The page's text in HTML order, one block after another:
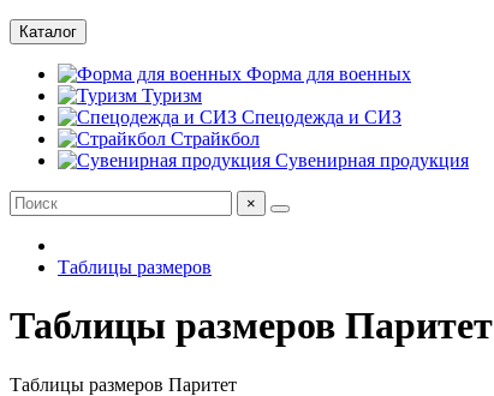
Каталог
Форма для военных
Туризм
Спецодежда и СИЗ
Страйкбол
Сувенирная продукция
×
Таблицы размеров
Таблицы размеров Паритет
Таблицы размеров Паритет